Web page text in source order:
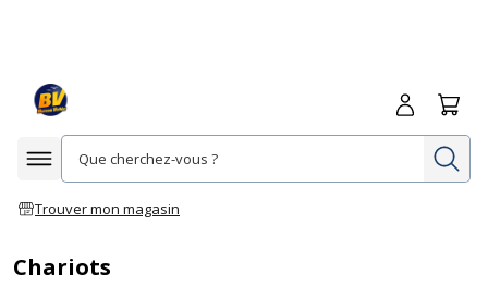
Afficher la navigation
Trouver mon magasin
Me
Chariots